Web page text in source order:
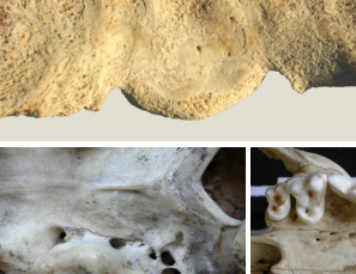
Crâne : basisphénoïde